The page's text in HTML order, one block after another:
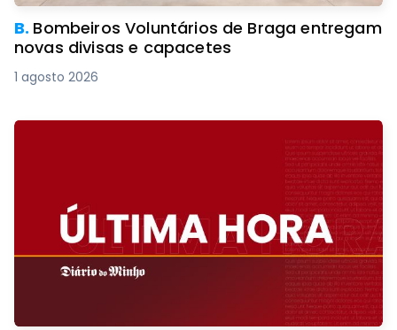
B. Bombeiros Voluntários de Braga entregam
novas divisas e capacetes
1 agosto 2026